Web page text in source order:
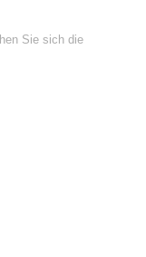
Sie sich die